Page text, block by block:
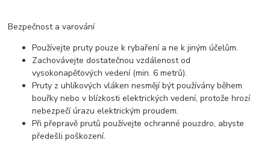
Bezpečnost a varování
Používejte pruty pouze k rybaření a ne k jiným účelům.
Zachovávejte dostatečnou vzdálenost od
vysokonapěťových vedení (min. 6 metrů).
Pruty z uhlíkových vláken nesmějí být používány během
bouřky nebo v blízkosti elektrických vedení, protože hrozí
nebezpečí úrazu elektrickým proudem.
Při přepravě prutů používejte ochranné pouzdro, abyste
předešli poškození.